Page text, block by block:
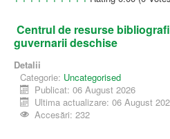
Centrul de resurse
guvernarii deschise
Detalii
Categorie: Uncategorised
Publicat: 06 August 2026
Ultima actualizare: 06 August
Accesări: 232